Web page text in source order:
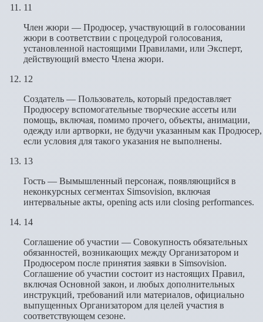
11
Член жюри — Продюсер, участвующий в голосовании
жюри в соответствии с процедурой голосования,
установленной настоящими Правилами, или Эксперт,
действующий вместо Члена жюри.
12
Создатель — Пользователь, который предоставляет
Продюсеру вспомогательные творческие ассеты или
помощь, включая, помимо прочего, объекты, анимации,
одежду или артворки, не будучи указанным как Продюсер,
если условия для такого указания не выполнены.
13
Гость — Вымышленный персонаж, появляющийся в
неконкурсных сегментах Simsovision, включая
интервальные акты, opening acts или closing performances.
14
Соглашение об участии — Совокупность обязательных
обязанностей, возникающих между Организатором и
Продюсером после принятия заявки в Simsovision.
Соглашение об участии состоит из настоящих Правил,
включая Основной закон, и любых дополнительных
инструкций, требований или материалов, официально
выпущенных Организатором для целей участия в
соответствующем сезоне.